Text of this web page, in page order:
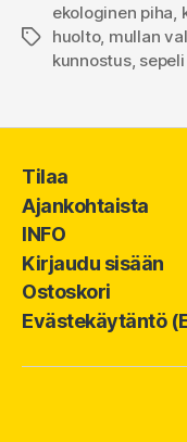
Avainsanat
ekologinen piha
huolto, mullan
kunnostus, sepeli
Tilaa
Ajankohtaista
INFO
Kirjaudu sisään
Ostoskori
Evästekäytäntö